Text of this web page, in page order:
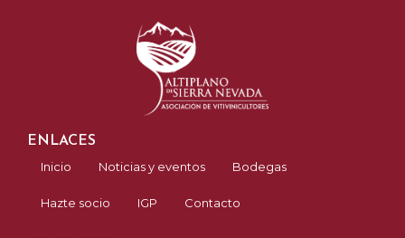
ENLACES
Inicio
Noticias y eventos Bodegas
Hazte socio IGP Contacto